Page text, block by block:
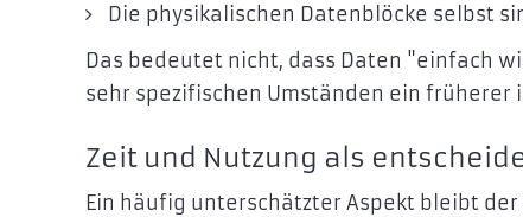
Die physikalischen Datenblöcke selbst
Das bedeutet nicht, dass Daten "einfach
sehr spezifischen Umständen ein
Zeit und Nutzung als
Ein häufig unterschätzter Aspekt bleibt